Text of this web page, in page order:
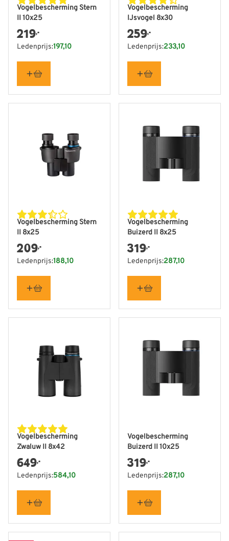
Vogelbescherming Stern
II 10x25
219,-
Ledenprijs:197,10
Vogelbescherming
IJsvogel 8x30
259,-
Ledenprijs:233,10
Vogelbescherming Stern
II 8x25
209,-
Ledenprijs:188,10
Vogelbescherming
Buizerd II 8x25
319,-
Ledenprijs:287,10
Vogelbescherming
Zwaluw II 8x42
649,-
Ledenprijs:584,10
Vogelbescherming
Buizerd II 10x25
319,-
Ledenprijs:287,10